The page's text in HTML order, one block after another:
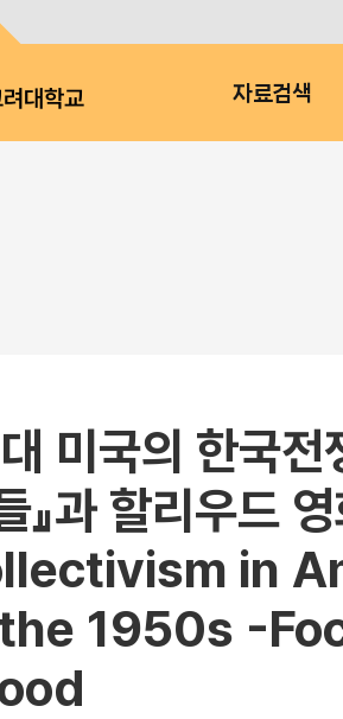
대학교 자료검색
미국의 한국전
들』과 할리우
in
1950s -